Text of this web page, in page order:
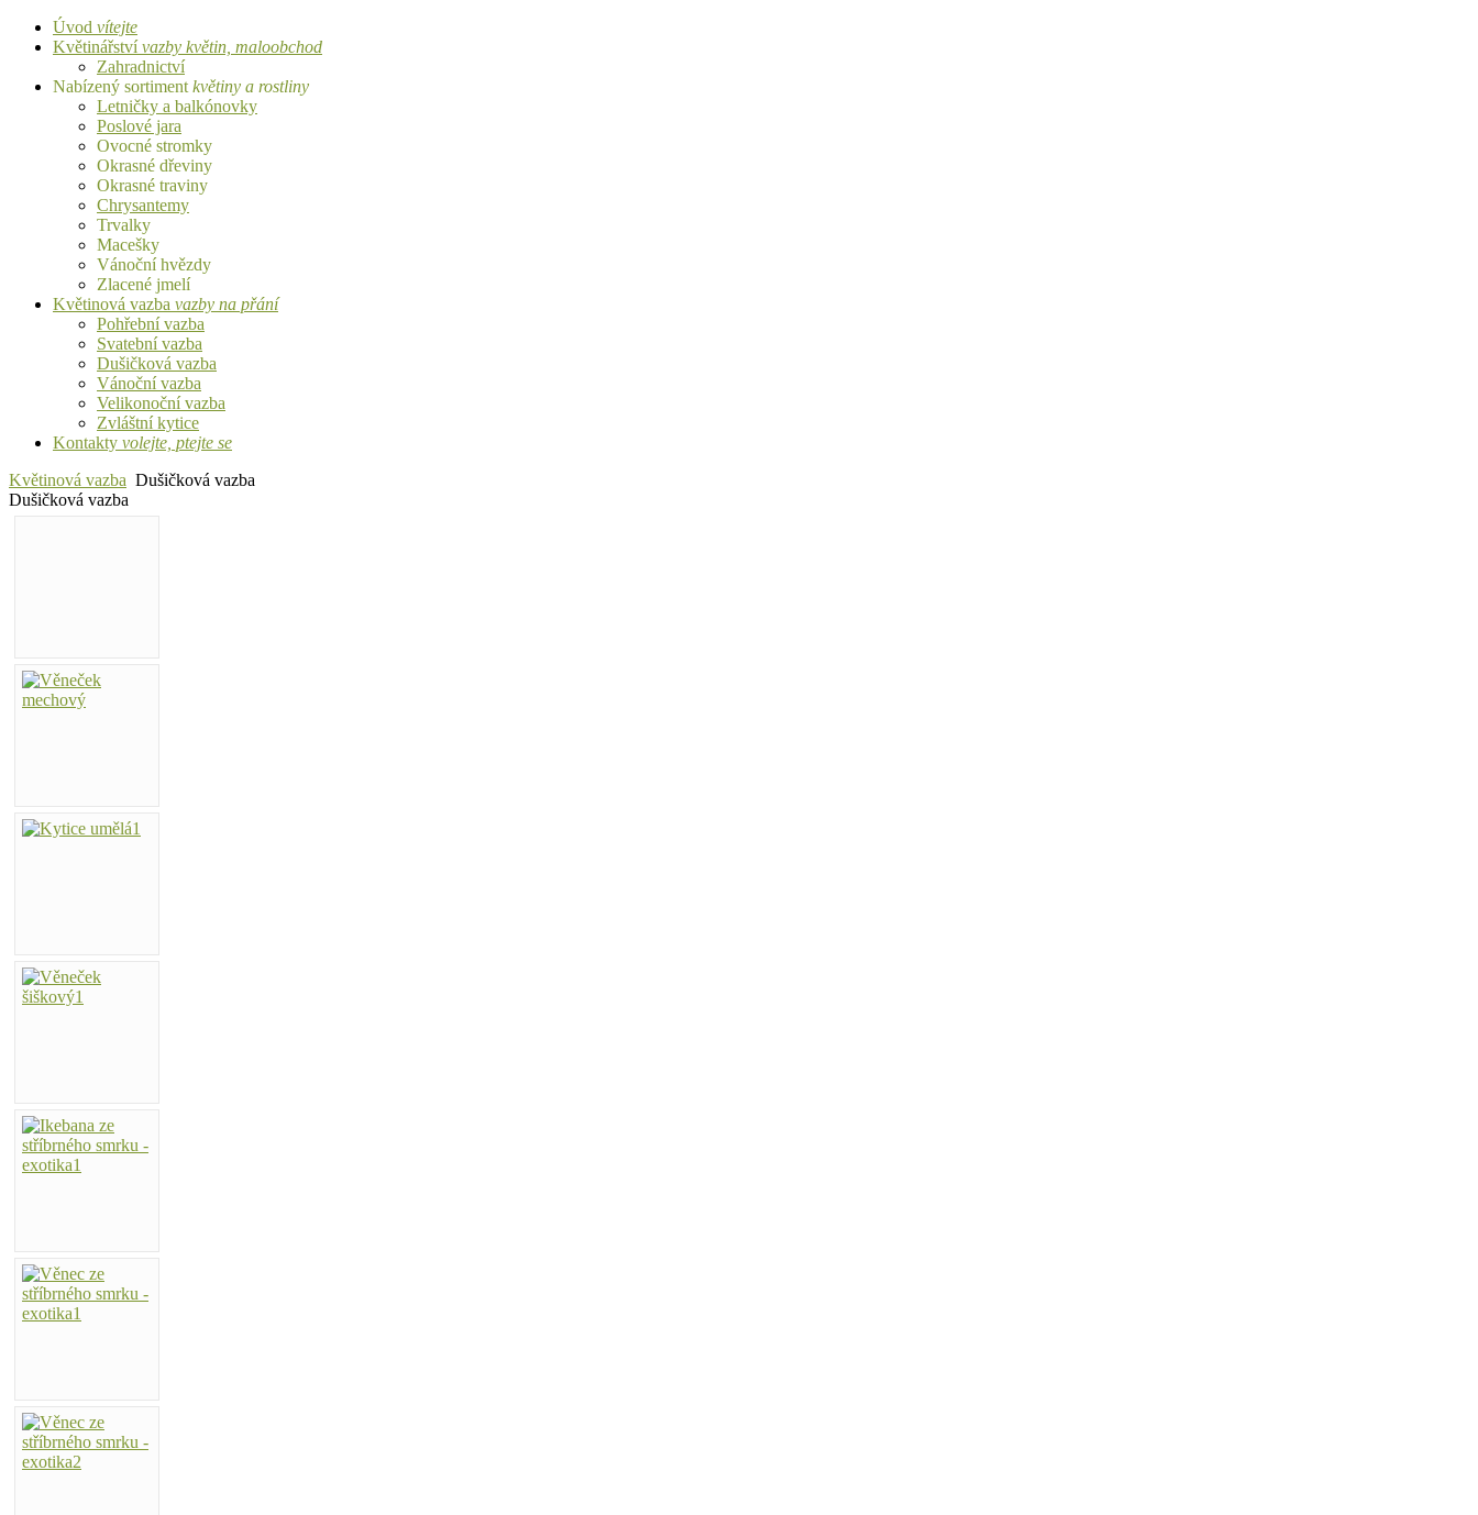
Úvod vítejte
Květinářstvívazby květin, maloobchod
Zahradnictví
Nabízený sortiment květiny a rostliny
Letničky a balkónovky
Poslové jara
Ovocné stromky
Okrasné dřeviny
Okrasné traviny
Chrysantemy
Trvalky
Macešky
Vánoční hvězdy
Zlacené jmelí
Květinová vazba vazby na přání
Pohřební vazba
Svatební vazba
Dušičková vazba
Vánoční vazba
Velikonoční vazba
Zvláštní kytice
Kontakty volejte, ptejte se
Květinová vazba Dušičková vazba
Dušičková vazba